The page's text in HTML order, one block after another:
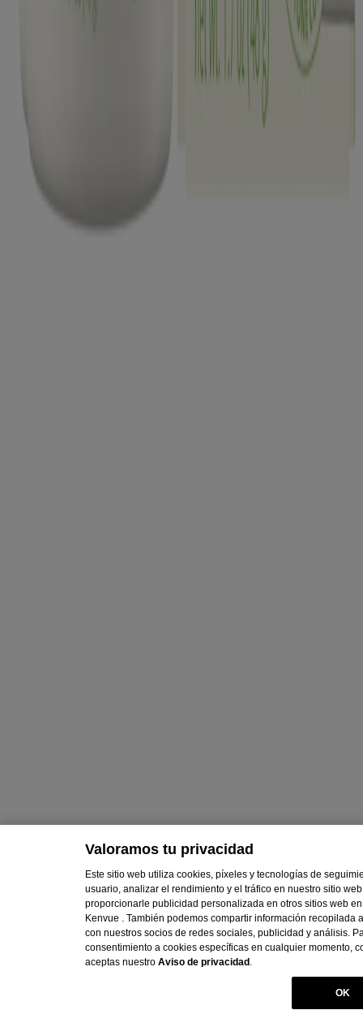
Valoramos tu privacidad
Este sitio web utiliza cookies, píxeles y tecnologías de
usuario, analizar el rendimiento y el tráfico en nuestro sitio
proporcionarle publicidad personalizada en otros sitios web
Kenvue . También podemos compartir información
con nuestros socios de redes sociales, publicidad y análisis.
consentimiento a cookies específicas en cualquier momento,
aceptas nuestroAviso de privacidad
OK